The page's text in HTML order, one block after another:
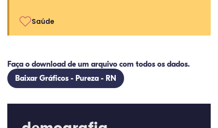
Saúde
Faça o download de um arquivo com todos os dados.
Baixar Gráficos - Pureza - RN